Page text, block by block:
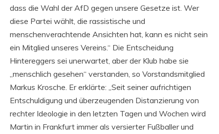
dass die Wahl der AfD gegen unsere Gesetze ist. Wer
diese Partei wählt, die rassistische und
menschenverachtende Ansichten hat, kann es nicht sein
ein Mitglied unseres Vereins.“ Die Entscheidung
Hintereggers sei unerwartet, aber der Klub habe sie
„menschlich gesehen“ verstanden, so Vorstandsmitglied
Markus Krosche. Er erklärte: „Seit seiner aufrichtigen
Entschuldigung und überzeugenden Distanzierung von
rechter Ideologie in den letzten Tagen und Wochen wird
Martin in Frankfurt immer als versierter Fußballer und